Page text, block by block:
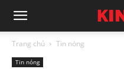
Trang chủ Tin nóng
Tin nóng